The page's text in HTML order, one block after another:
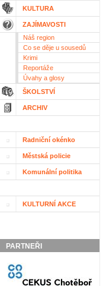
KULTURA
ZAJÍMAVOSTI
Náš region
Co se děje u sousedů
Krimi
Reportáže
Úvahy a glosy
ŠKOLSTVÍ
ARCHIV
Radniční okénko
Městská policie
Komunální politika
KULTURNÍ AKCE
PARTNEŘI